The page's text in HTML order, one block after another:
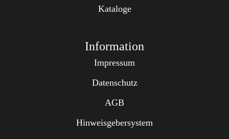
Kataloge
Information
Impressum
Datenschutz
AGB
Hinweisgebersystem